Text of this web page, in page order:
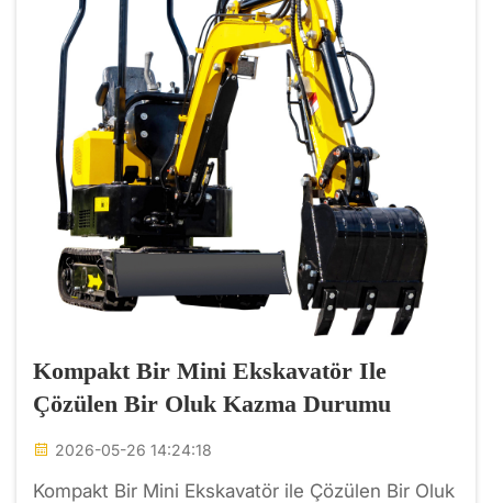
Kompakt Bir Mini Ekskavatör Ile
Çözülen Bir Oluk Kazma Durumu
2026-05-26 14:24:18
Kompakt Bir Mini Ekskavatör ile Çözülen Bir Oluk